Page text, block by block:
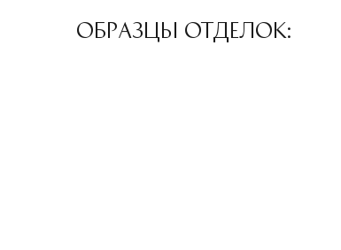
ОБРАЗЦЫ ОТДЕЛОК: